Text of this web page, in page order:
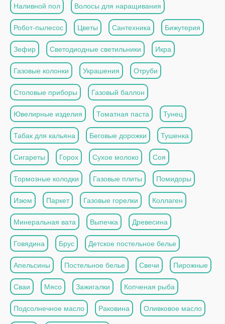
Наливной пол Волосы для наращивания
Робот-пылесос Цветы Сантехника Бижутерия
Зефир Светодиодные светильники Икра
Газовые колонки Украшения Отруби
Столовые приборы Газовый баллон
Ювелирные изделия Томатная паста Тунец
Табак для кальяна Беговые дорожки Тушенка
Сигареты Горох Сухое молоко Соя
Тормозные колодки Газовые плиты Помидоры
Изюм Паркет Газовые горелки Коллаген
Минеральная вата Выпечка Древесина
Говядина Брус Детское постельное белье
Апельсины Постельное белье Свечи Пирожные
Сваи Мясо Зажигалки Копченая рыба
Подсолнечное масло Раковина Оливковое масло